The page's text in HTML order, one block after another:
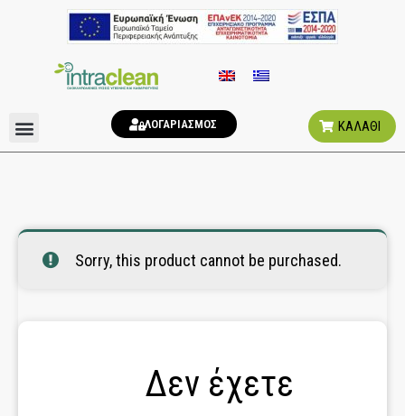
ΛΟΓΑΡΙΑΣΜΟΣ ΚΑΛΑΘΙ
Sorry, this product cannot be purchased.
Δεν έχετε